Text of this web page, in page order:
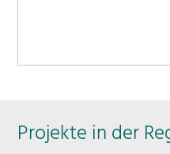
Projekte in der